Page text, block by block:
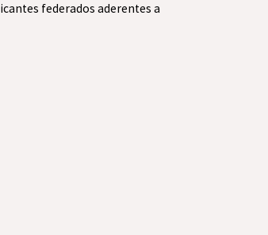
federados aderentes a